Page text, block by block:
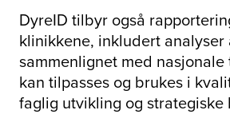
DyreID tilbyr også
klinikkene, inkludert analyser
sammenlignet med
kan tilpasses og brukes i
faglig utvikling og strategiske